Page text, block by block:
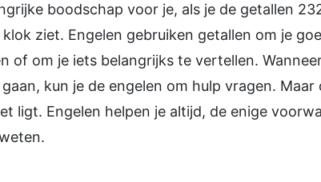
boodschap voor je, als je de getallen
ziet. Engelen gebruiken getallen om je
of om je iets belangrijks te vertellen.
kun je de engelen om hulp vragen. Maar
ligt. Engelen helpen je altijd, de enige